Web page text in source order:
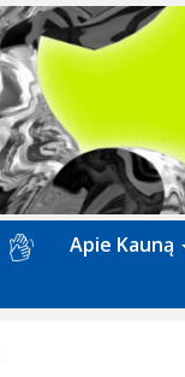
Apie Kauną